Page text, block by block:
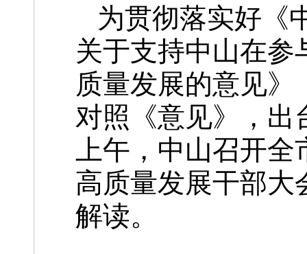
为贯彻落实好《
关于支持中山在参
质量发展的意见
对照《意见》，出
上午，中山召开全
高质量发展干部大
解读。